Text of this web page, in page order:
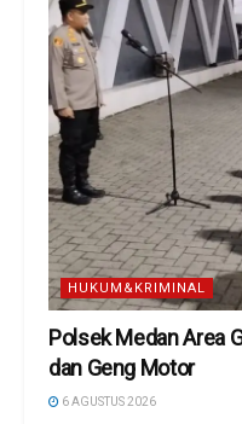
HUKUM&KRIMINAL
Polsek Medan Area
dan Geng Motor
6 AGUSTUS 2026